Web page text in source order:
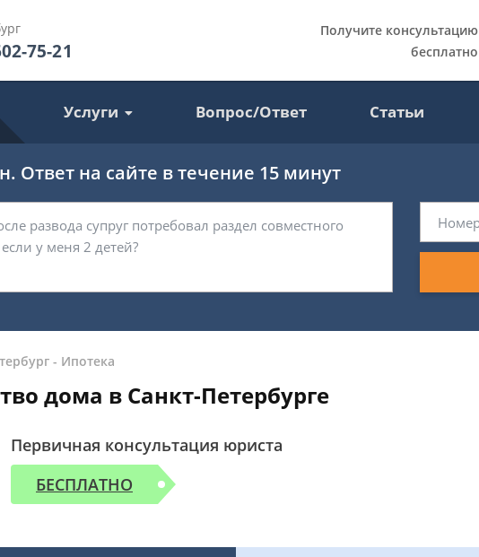
75-21
Получите консультацию
бесплатно
Услуги Вопрос/Ответ Статьи
Ответ на сайте в течение 15 минут
- Ипотека
дома в Санкт-Петербурге
Первичная консультация юриста
БЕСПЛАТНО